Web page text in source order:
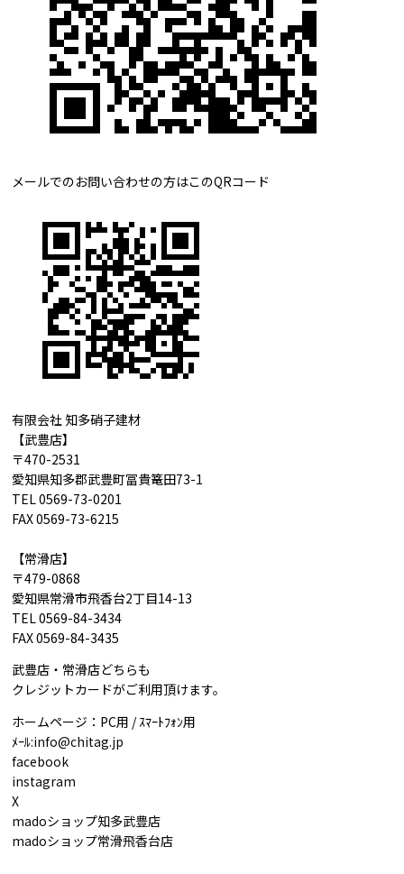
メールでのお問い合わせの方はこのQRコード
有限会社 知多硝子建材
【武豊店】
〒470-2531
愛知県知多郡武豊町冨貴篭田73-1
TEL 0569-73-0201
FAX 0569-73-6215
【常滑店】
〒479-0868
愛知県常滑市飛香台2丁目14-13
TEL 0569-84-3434
FAX 0569-84-3435
武豊店・常滑店どちらも
クレジットカードがご利用頂けます。
ホームページ：PC用 / ｽﾏｰﾄﾌｫﾝ用
ﾒｰﾙ:info@chitag.jp
facebook
instagram
X
madoショップ知多武豊店
madoショップ常滑飛香台店